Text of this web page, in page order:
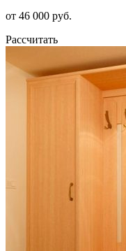
от 46 000 руб.
Рассчитать